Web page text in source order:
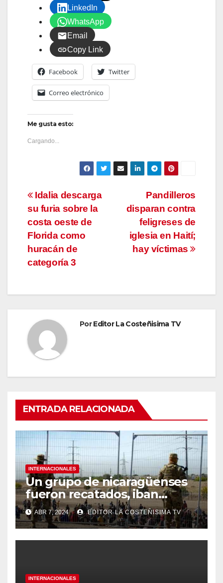
LinkedIn
WhatsApp
Email
Copy Link
Facebook Twitter
Correo electrónico
Me gusta esto:
Cargando...
Navegación
de
entradas
Pandilleros
disparan contra
feligreses de
iglesia en Haití;
hay víctimas
Idalia descarga
su furia sobre la
costa oeste de
Florida como
huracán de
categoría 3
PorEditor La Costeñisima TV
ENTRADA RELACIONADA
INTERNACIONALES
Un grupo de nicaragüenses
fueron recatados, iban
hacinados en un furgón en
México
ABR 7, 2024 EDITOR LA COSTEÑISIMA TV
INTERNACIONALES